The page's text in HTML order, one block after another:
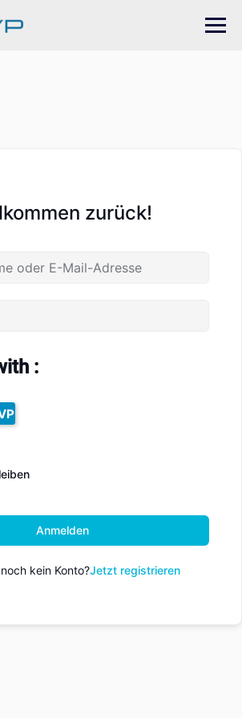
zurück!
:
Anmelden
kein Konto?Jetzt registrieren